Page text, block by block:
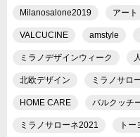
Milanosalone2019 アート
VALCUCINE amstyle
ミラノデザインウィーク
北欧デザイン ミラノサロ
HOME CARE バルクッチ
ミラノサローネ2021 ト